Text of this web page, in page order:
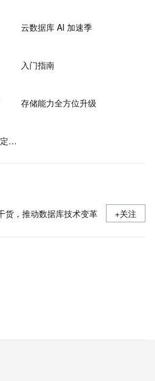
云数据库 AI 加速季
入门指南
存储能力全方位升级
RDS 助力巴黎奥运会系统稳定运行
货，推动数据库技术变革 +关注